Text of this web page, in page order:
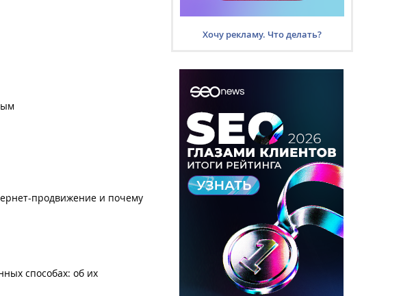
продвижение и почему
способах: об их
Хочу рекламу. Что делать?